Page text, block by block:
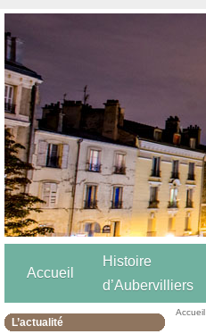
Accueil
Histoire
d’Aubervilliers
L’actualité
Accueil